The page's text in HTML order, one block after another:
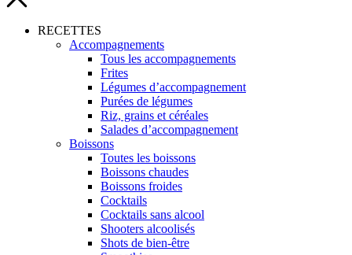
RECETTES
Accompagnements
Tous les accompagnements
Frites
Légumes d’accompagnement
Purées de légumes
Riz, grains et céréales
Salades d’accompagnement
Boissons
Toutes les boissons
Boissons chaudes
Boissons froides
Cocktails
Cocktails sans alcool
Shooters alcoolisés
Shots de bien-être